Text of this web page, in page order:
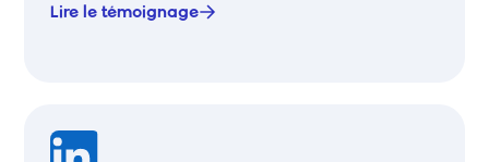
Lire le témoignage